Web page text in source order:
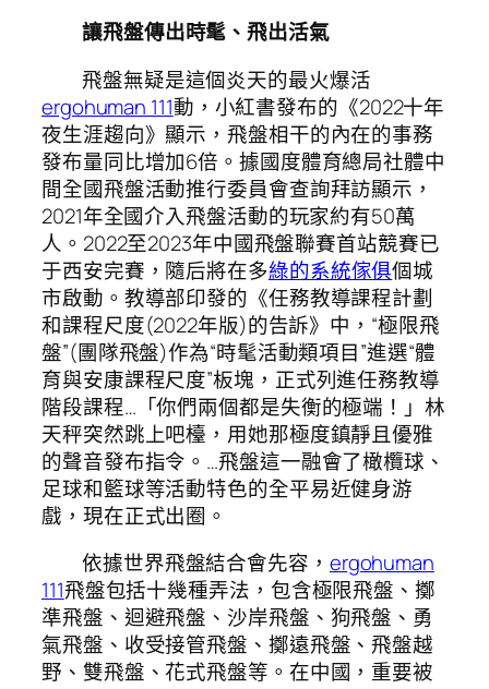
讓飛盤傳出時髦、飛出活氣
飛盤無疑是這個炎天的最火爆活
ergohuman 111動，小紅書發布的《2022十年
夜生涯趨向》顯示，飛盤相干的內在的事務
發布量同比增加6倍。據國度體育總局社體中
間全國飛盤活動推行委員會查詢拜訪顯示，
2021年全國介入飛盤活動的玩家約有50萬
人。2022至2023年中國飛盤聯賽首站競賽已
于西安完賽，隨后將在多綠的系統傢俱個城
市啟動。教導部印發的《任務教導課程計劃
和課程尺度(2022年版)的告訴》中，“極限飛
盤”(團隊飛盤)作為“時髦活動類項目”進選“體
育與安康課程尺度”板塊，正式列進任務教導
階段課程…「你們兩個都是失衡的極端！」林
天秤突然跳上吧檯，用她那極度鎮靜且優雅
的聲音發布指令。…飛盤這一融會了橄欖球、
足球和籃球等活動特色的全平易近健身游
戲，現在正式出圈。
依據世界飛盤結合會先容， ergohuman
111飛盤包括十幾種弄法，包含極限飛盤、擲
準飛盤、迴避飛盤、沙岸飛盤、狗飛盤、勇
氣飛盤、收受接管飛盤、擲遠飛盤、飛盤越
野、雙飛盤、花式飛盤等。在中國，重要被